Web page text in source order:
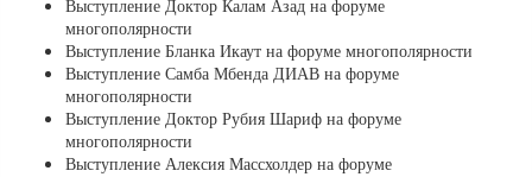
Выступление Доктор Калам Азад на форуме
многополярности
Выступление Бланка Икаут на форуме многополярности
Выступление Самба Мбенда ДИАВ на форуме
многополярности
Выступление Доктор Рубия Шариф на форуме
многополярности
Выступление Алексия Массхолдер на форуме